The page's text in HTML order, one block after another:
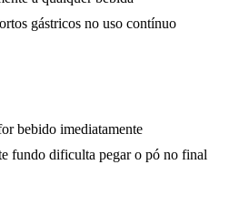
gástricos no uso contínuo
bebido imediatamente
fundo dificulta pegar o pó no final